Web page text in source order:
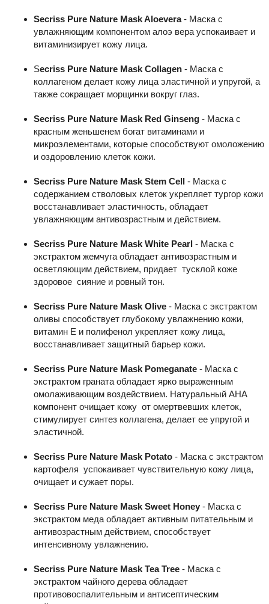
Secriss Pure Nature Mask Aloevera- Маска с
увлажняющим компонентом алоэ вера успокаивает и
витаминизирует кожу лица.
Secriss Pure Nature Mask Collagen - Маска с
коллагеном делает кожу лица эластичной и упругой, а
также сокращает морщинки вокруг глаз.
Secriss Pure Nature Mask Red Ginseng - Маска с
красным женьшенем богат витаминами и
микроэлементами, которые способствуют омоложению
и оздоровлению клеток кожи.
Secriss Pure Nature Mask Stem Cell - Маска с
содержанием стволовых клеток укрепляет тургор кожи
восстанавливает эластичность, обладает
увлажняющим антивозрастным и действием.
Secriss Pure Nature Mask White Pearl - Маска с
экстрактом жемчуга обладает антивозрастным и
осветляющим действием, придает тусклой коже
здоровое сияние и ровный тон.
Secriss Pure Nature Mask Olive - Маска с экстрактом
оливы способствует глубокому увлажнению кожи,
витамин Е и полифенол укрепляет кожу лица,
восстанавливает защитный барьер кожи.
Secriss Pure Nature Mask Pomeganate - Маска с
экстрактом граната обладает ярко выраженным
омолаживающим воздействием. Натуральный AHA
компонент очищает кожу от омертвевших клеток,
стимулирует синтез коллагена, делает ее упругой и
эластичной.
Secriss Pure Nature Mask Potato - Маска с экстрактом
картофеля успокаивает чувствительную кожу лица,
очищает и сужает поры.
Secriss Pure Nature Mask Sweet Honey - Маска с
экстрактом меда обладает активным питательным и
антивозрастным действием, способствует
интенсивному увлажнению.
Secriss Pure Nature Mask Tea Tree - Маска с
экстрактом чайного дерева обладает
противовоспалительным и антисептическим